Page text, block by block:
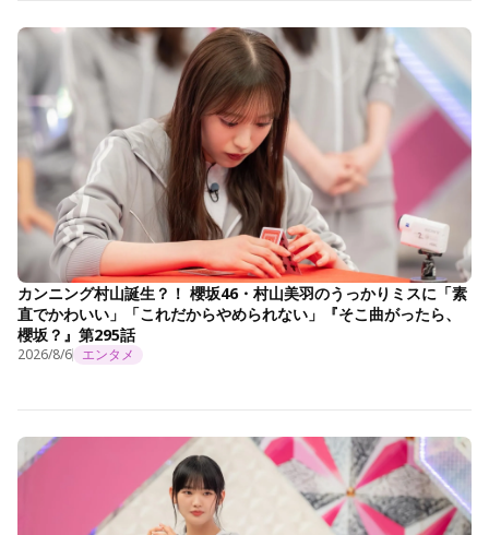
カンニング村山誕生？！ 櫻坂46・村山美羽のうっかりミスに「素
直でかわいい」「これだからやめられない」『そこ曲がったら、
櫻坂？』第295話
2026/8/6 エンタメ